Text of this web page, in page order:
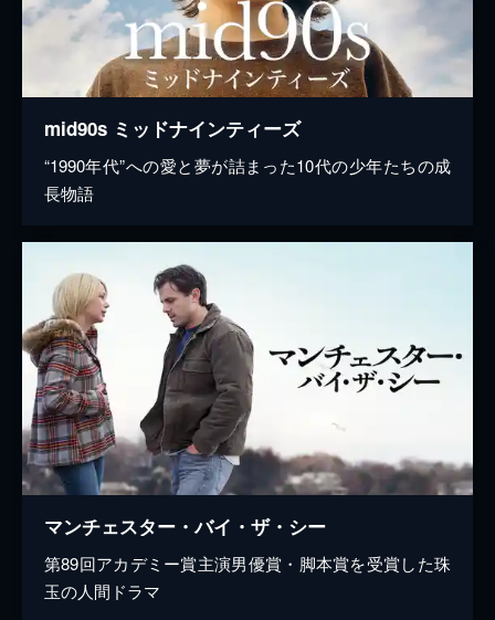
mid90s ミッドナインティーズ
“1990年代”への愛と夢が詰まった10代の少年たちの成
長物語
マンチェスター・バイ・ザ・シー
第89回アカデミー賞主演男優賞・脚本賞を受賞した珠
玉の人間ドラマ